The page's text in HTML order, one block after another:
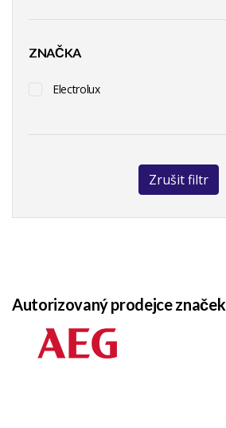
ZNAČKA
Electrolux
Zrušit filtr
Autorizovaný prodejce značek